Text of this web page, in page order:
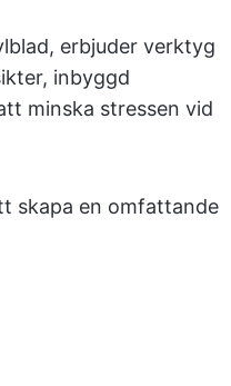
erbjuder verktyg
inbyggd
minska stressen vid
skapa en omfattande